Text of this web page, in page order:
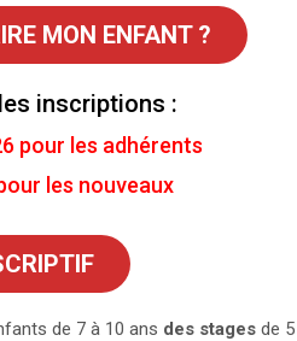
MON ENFANT ?
inscriptions :
pour les adhérents
les nouveaux
de 7 à 10 ans des stages de 5